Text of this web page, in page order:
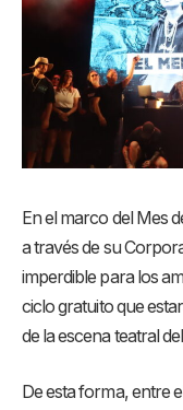
En el marco del Mes
a través de su
imperdible para los
ciclo gratuito que
de la escena teatral
De esta forma, entre